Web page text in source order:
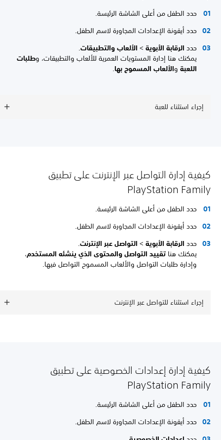
حدد الطفل من أعلى الشاشة الرئيسة.
حدد أيقونة الإعدادات المجاورة لاسم الطفل.
حددالرقابة الأبوية>الألعاب والتطبيقات.
يمكنك هنا إدارة المستويات العمرية للألعاب والتطبيقات، و طلبات
اللعبةو الألعاب المسموح بها.
إجراء استثناء للعبة
كيفية إدارة التواصل عبر الإنترنت على تطبيق
PlayStation Family
حدد الطفل من أعلى الشاشة الرئيسة.
حدد أيقونة الإعدادات المجاورة لاسم الطفل.
حددالرقابة الأبوية>التواصل عبر الإنترنت.
يمكنك هناتقييد التواصل والمحتوى الذي ينشئه المستخدم،
وإدارة طلبات التواصل والألعاب المسموح التواصل فيها.
إجراء استثناء للتواصل عبر الإنترنت
كيفية إدارة إعدادات الخصوصية على تطبيق
PlayStation Family
حدد الطفل من أعلى الشاشة الرئيسة.
حدد أيقونة الإعدادات المجاورة لاسم الطفل.